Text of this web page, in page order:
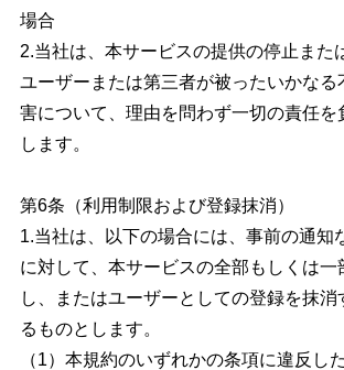
場合
2.当社は、本サービスの提供の停止また
ユーザーまたは第三者が被ったいかなる
害について、理由を問わず一切の責任を
します。
第6条（利用制限および登録抹消）
1.当社は、以下の場合には、事前の通知
に対して、本サービスの全部もしくは一
し、またはユーザーとしての登録を抹消
るものとします。
（1）本規約のいずれかの条項に違反し